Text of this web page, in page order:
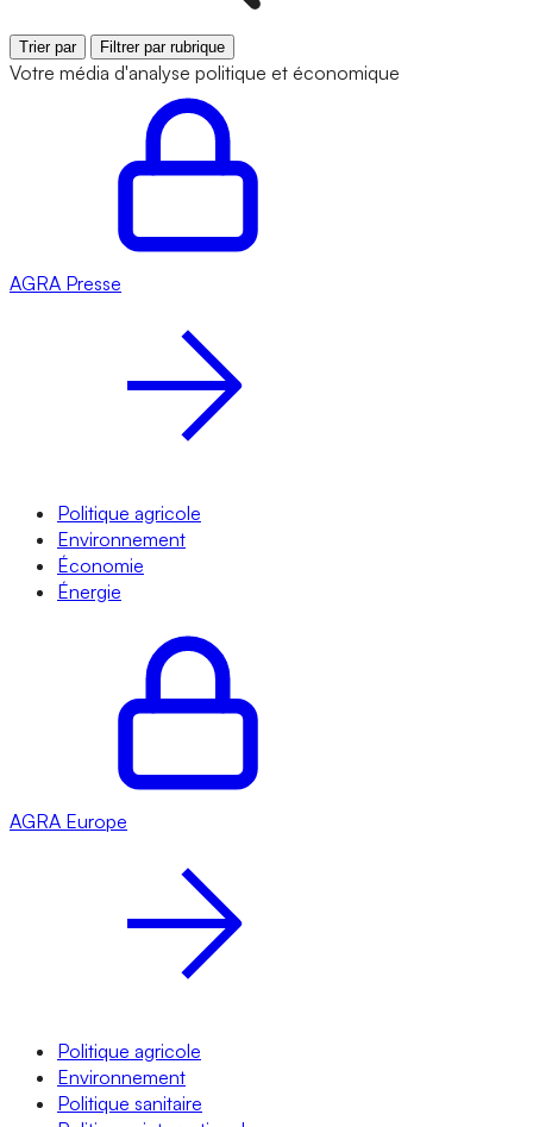
Trier par Filtrer par rubrique
Votre média d'analyse politique et économique
AGRA Presse
Politique agricole
Environnement
Économie
Énergie
AGRA Europe
Politique agricole
Environnement
Politique sanitaire